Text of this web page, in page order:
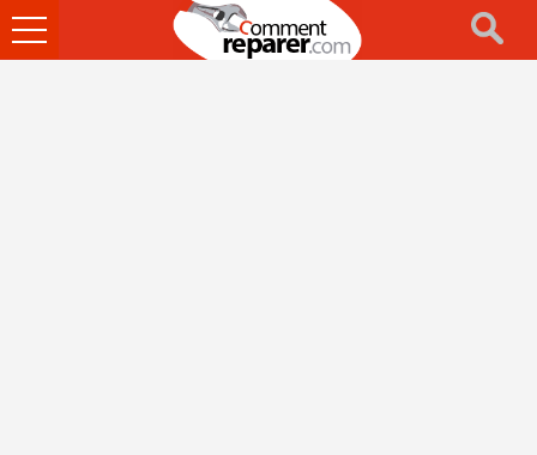
Ouvrir
le